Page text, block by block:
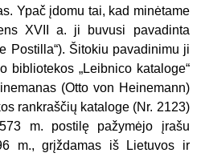
Ypač įdomu tai, kad minėtame
XVII a. ji buvusi pavadinta
Postilla“). Šitokiu pavadinimu ji
bibliotekos „Leibnico kataloge“
(Otto von Heinemann)
rankraščių kataloge (Nr. 2123)
m. postilę pažymėjo įrašu
m., grįždamas iš Lietuvos ir